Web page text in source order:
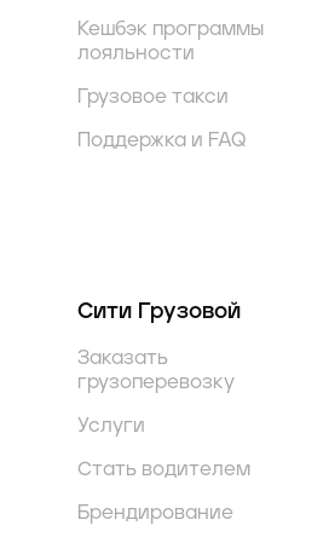
Кешбэк программы
лояльности
Грузовое такси
Поддержка и FAQ
Сити Грузовой
Заказать
грузоперевозку
Услуги
Стать водителем
Брендирование